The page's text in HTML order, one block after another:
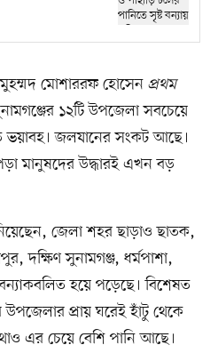
মুহম্মদ মোশাররফ হোসেন প্রথম
১২টি উপজেলা সবচেয়ে
ভয়াবহ। জলযানের সংকট আছে।
মানুষদের উদ্ধারই এখন বড়
জেলা শহর ছাড়াও ছাতক,
দক্ষিণ সুনামগঞ্জ, ধর্মপাশা,
হয়ে পড়েছে। বিশেষত
প্রায় ঘরেই হাঁটু থেকে
এর চেয়ে বেশি পানি আছে।